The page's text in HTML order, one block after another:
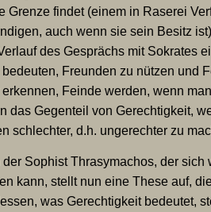
findet (einem in Raserei
auch wenn sie sein Besitz
des Gesprächs mit Sokrates
Freunden zu nützen und
Feinde werden, wenn
das Gegenteil von Gerechtigkeit,
schlechter, d.h. ungerechter zu
Sophist Thrasymachos, der sich
kann, stellt nun eine These auf,
was Gerechtigkeit bedeutet,